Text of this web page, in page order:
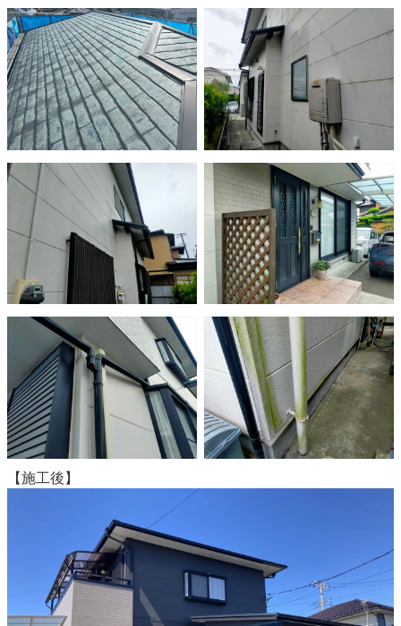
【施工後】